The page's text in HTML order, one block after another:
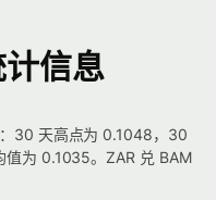
信息
30 天高点为 0.1048，30
为 0.1035。ZAR 兑 BAM